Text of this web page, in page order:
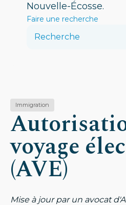
Nouvelle-Écosse.
Faire une recherche
voyage
(AVE)
Immigration
Mise à jour par un avocat